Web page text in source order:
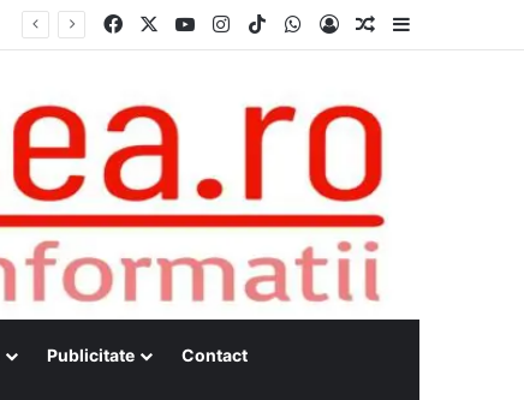
Facebook YouTubeInstagram
TikTokWhatsApp
Log InRandom Article
Publicitate Contact